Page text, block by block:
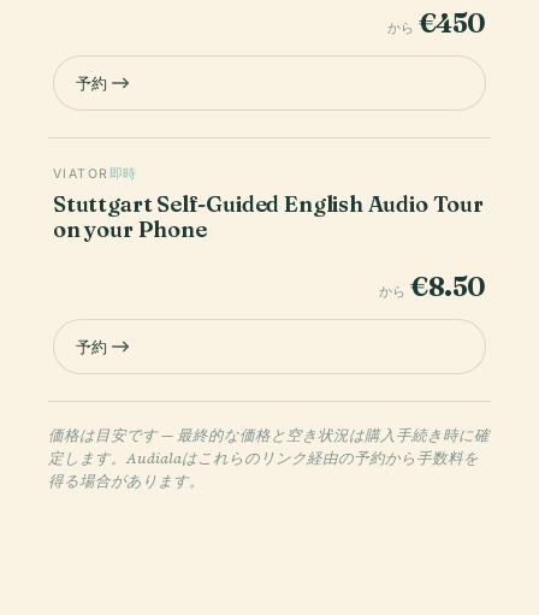
から €450
予約
VIATOR 即時
Stuttgart Self-Guided English Audio Tour
on your Phone
から €8.50
予約
価格は目安です — 最終的な価格と空き状況は購入手続き時に確
定します。Audialaはこれらのリンク経由の予約から手数料を
得る場合があります。